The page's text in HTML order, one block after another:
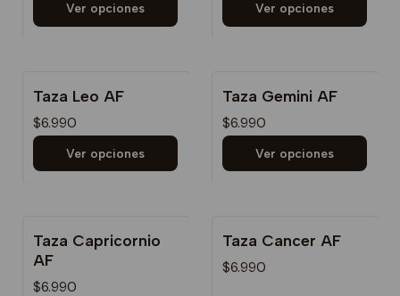
Ver opciones Ver opciones
Taza Leo AF
$6.990
Ver opciones
Taza Gemini AF
$6.990
Ver opciones
Taza Capricornio
AF
$6.990
Taza Cancer AF
$6.990